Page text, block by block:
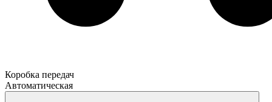
Коробка передач
Автоматическая